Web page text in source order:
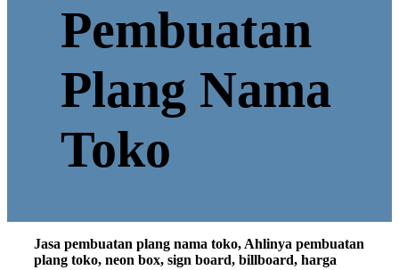
Pembuatan
Plang Nama
Toko
Jasa pembuatan plang nama toko, Ahlinya pembuatan
plang toko, neon box, sign board, billboard, harga